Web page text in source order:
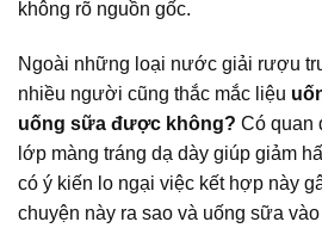
không rõ nguồn gốc.
Ngoài những loại nước giải rượu
nhiều người cũng thắc mắc liệu
uống sữa được không? Có quan
lớp màng tráng dạ dày giúp giảm
có ý kiến lo ngại việc kết hợp này
chuyện này ra sao và uống sữa